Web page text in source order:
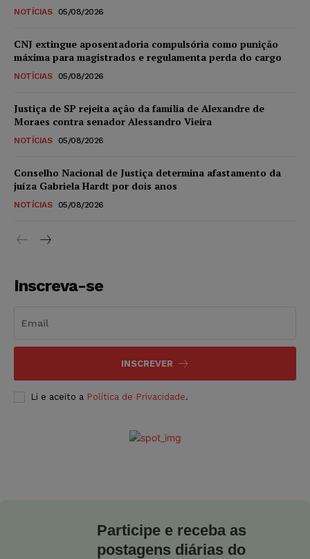
NOTÍCIAS 05/08/2026
CNJ extingue aposentadoria compulsória como punição
máxima para magistrados e regulamenta perda do cargo
NOTÍCIAS 05/08/2026
Justiça de SP rejeita ação da família de Alexandre de
Moraes contra senador Alessandro Vieira
NOTÍCIAS 05/08/2026
Conselho Nacional de Justiça determina afastamento da
juíza Gabriela Hardt por dois anos
NOTÍCIAS 05/08/2026
Inscreva-se
INSCREVER
Li e aceito a Política de Privacidade.
Participe e receba as
postagens diárias do